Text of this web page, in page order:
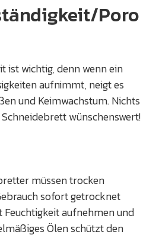
Poro
ist wichtig, denn wenn ein
aufnimmt, neigt es
und Keimwachstum. Nichts
wünschenswert!
müssen trocken
sofort getrocknet
Feuchtigkeit aufnehmen und
Ölen schützt den